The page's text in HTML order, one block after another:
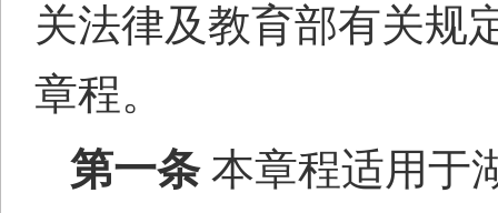
关法律及教育部有关规
章程。
第一条 本章程适用于